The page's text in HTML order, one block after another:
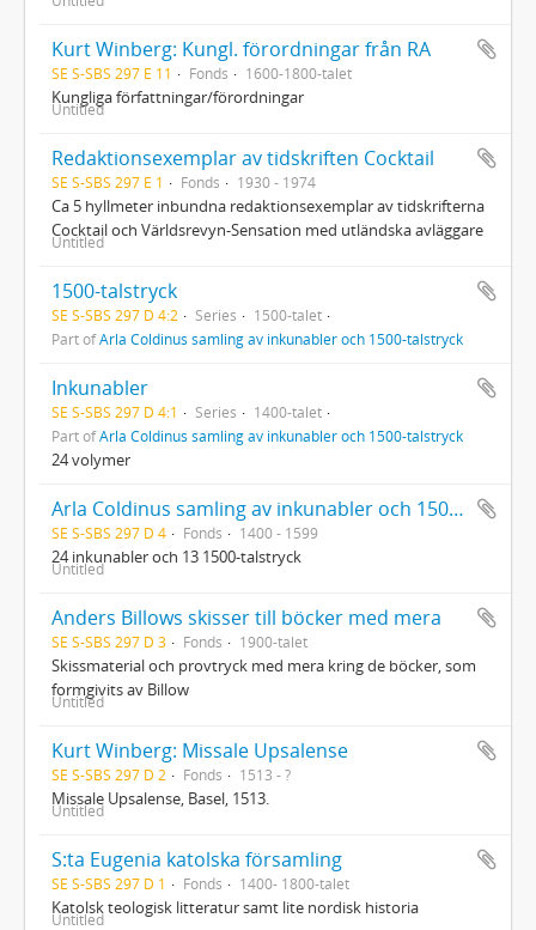
Kurt Winberg: Kungl. förordningar från RA
SE S-SBS 297 E 11 Fonds 1600-1800-talet
Kungliga författningar/förordningar
Untitled
Redaktionsexemplar av tidskriften Cocktail
SE S-SBS 297 E 1 Fonds 1930 - 1974
Ca 5 hyllmeter inbundna redaktionsexemplar av tidskrifterna
Cocktail och Världsrevyn-Sensation med utländska avläggare
Untitled
1500-talstryck
SE S-SBS 297 D 4:2 Series
1500-talet
Part ofArla Coldinus samling av inkunabler och 1500-talstryck
Inkunabler
SE S-SBS 297 D 4:1 Series
1400-talet
Part ofArla Coldinus samling av inkunabler och 1500-talstryck
24 volymer
Arla Coldinus samling av inkunabler och 1500-talstryck
SE S-SBS 297 D 4 Fonds 1400 - 1599
24 inkunabler och 13 1500-talstryck
Untitled
Anders Billows skisser till böcker med mera
SE S-SBS 297 D 3 Fonds 1900-talet
Skissmaterial och provtryck med mera kring de böcker, som
formgivits av Billow
Untitled
Kurt Winberg: Missale Upsalense
SE S-SBS 297 D 2 Fonds 1513 - ?
Missale Upsalense, Basel, 1513.
Untitled
S:ta Eugenia katolska församling
SE S-SBS 297 D 1 Fonds 1400- 1800-talet
Katolsk teologisk litteratur samt lite nordisk historia
Untitled